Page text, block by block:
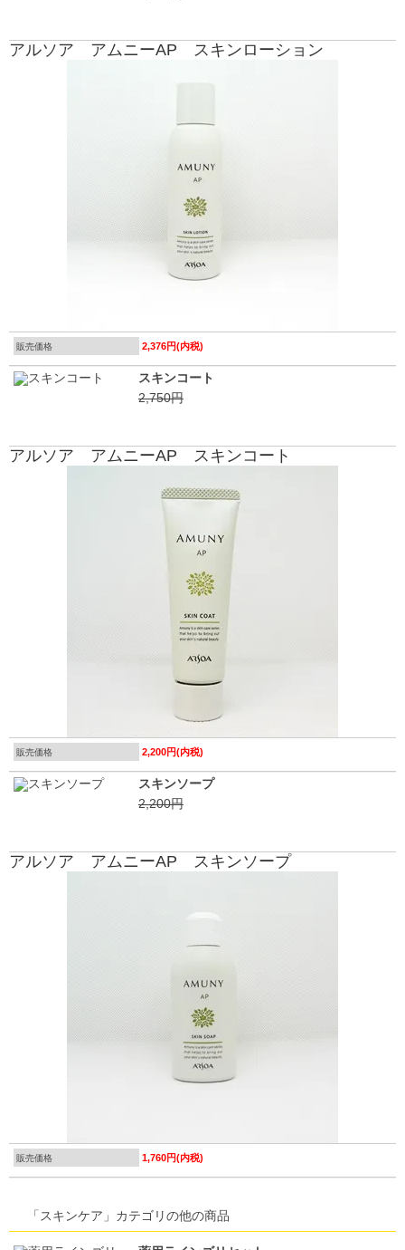
アルソア アムニーAP スキンローション
販売価格 2,376円(内税)
スキンコート
2,750円
アルソア アムニーAP スキンコート
販売価格 2,200円(内税)
スキンソープ
2,200円
アルソア アムニーAP スキンソープ
販売価格 1,760円(内税)
「スキンケア」カテゴリの他の商品